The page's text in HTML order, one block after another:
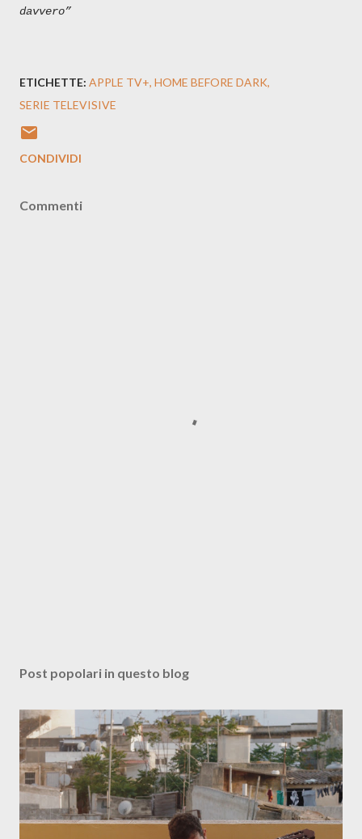
davvero”
ETICHETTE: APPLE TV+ HOME BEFORE DARK
SERIE TELEVISIVE
CONDIVIDI
Commenti
Post popolari in questo blog